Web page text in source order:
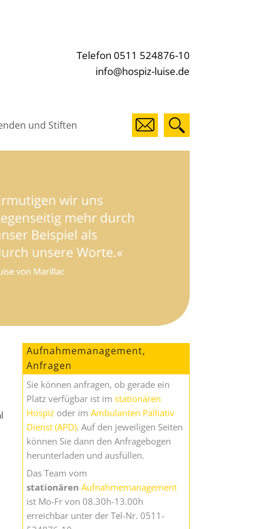
und Stiften
Telefon 0511 524876-10
info@hospiz-luise.de
Aufnahmemanagement,
Anfragen
Sie können anfragen, ob gerade ein
Platz verfügbar ist im stationären
Hospizoder im Ambulanten Palliativ
Dienst (APD). Auf den jeweiligen Seiten
können Sie dann den Anfragebogen
herunterladen und ausfüllen.
Das Team vom
stationären Aufnahmemanagement
ist Mo-Fr von 08.30h-13.00h
erreichbar unter der Tel-Nr. 0511-